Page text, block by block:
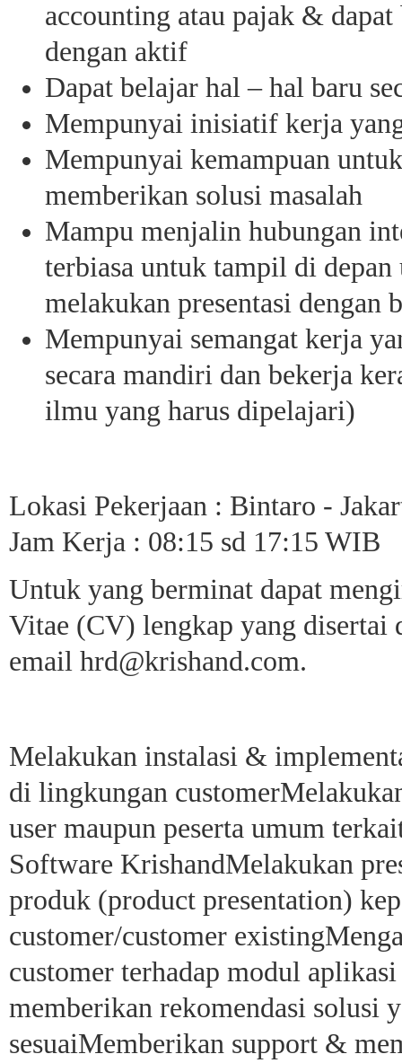
accounting atau pajak & dapat
dengan aktif
Dapat belajar hal – hal baru
Mempunyai inisiatif kerja
Mempunyai kemampuan
memberikan solusi masalah
Mampu menjalin hubungan
terbiasa untuk tampil di
melakukan presentasi dengan
Mempunyai semangat kerja
secara mandiri dan bekerja
ilmu yang harus dipelajari)
Lokasi Pekerjaan : Bintaro -
Jam Kerja : 08:15 sd 17:15 WIB
Untuk yang berminat dapat
Vitae (CV) lengkap yang disertai
email hrd@krishand.com.
Melakukan instalasi &
di lingkungan
user maupun peserta umum
Software KrishandMelakukan
produk (product presentation)
customer/customer
customer terhadap modul
memberikan rekomendasi solusi
sesuaiMemberikan support &